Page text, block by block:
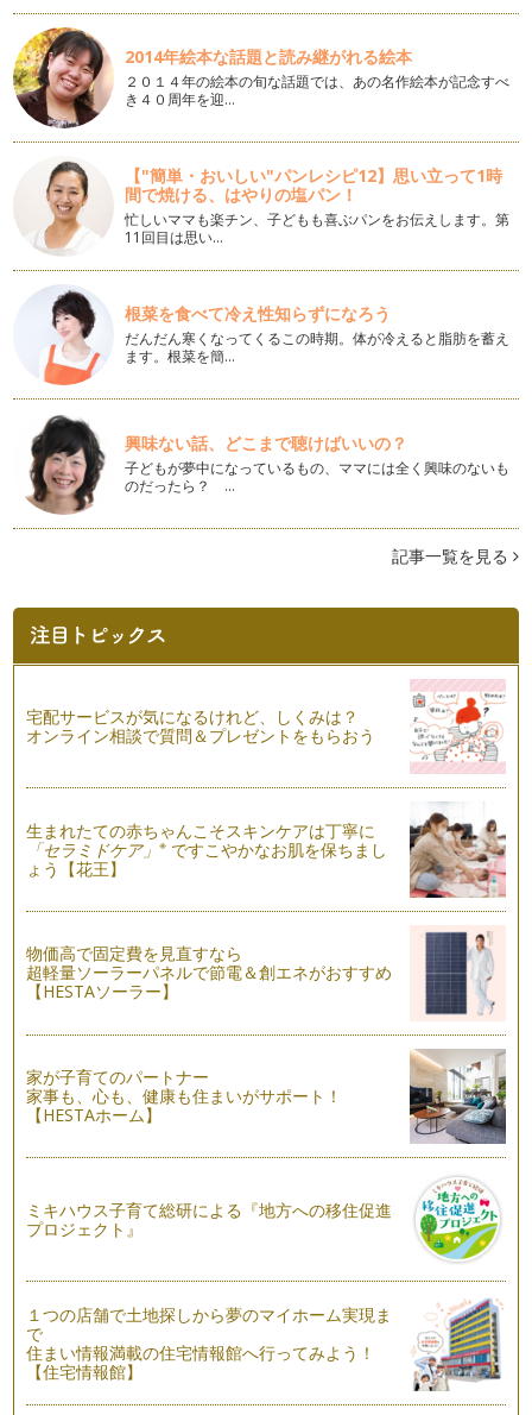
季節のベビーサイン（冬編）
明けましておめでとうございます！ お正月、いかがお過ごし
でしたか？ 今回は、この時…
季節のベビーサイン（クリスマス編）
Ｘ’ｍａｓシーズンの１２月になりました。ツリーやイルミネ
ーションが綺麗ですね。…
マタニティベビーサインってなあに？
「マタニティベビーサイン」という言葉をご存知でしょうか？
日…
ベビーサイン育児とその後の成長
前回はサインに纏わる面白いエピソードを書かせて頂きまし
た。 ベビーサイン育児は子ど…
ベビーサインエピソード ＊赤ちゃんって面白い
ベビーサインで会話が出来る様になってくると、育児にも余裕
が生まれてきます。 赤ちゃ…
赤ちゃんが文章を話す？
これまで、基本的なサイン・季節のサイン・形容詞のサインな
サインを使った赤ちゃんとのコミュニケーションは順調でしょ
うか？ これまでご紹介した…
暦の上では秋ですね！ 秋にはハロウィンがあります。 今回
は【かぼちゃ】【蜘蛛（クモ…
ベビーサインの体験会に行ってみよう！
残暑お見舞い申し上げます。まだまだ暑い日が続きますね。
暑さも和らいでくる秋頃から…
遊びとベビーサイン
前回は、おすすめの絵本をご紹介しました。お気に入りの絵本
は見つかりましたか？ 今回…
絵本とベビーサイン
「サインは赤ちゃんに教えるもの」と捉えると、ママも億劫に
まもなく夏到来ですね！ 夏に使えるベビーサインもたくさん
あります。 …
ベビーサイン協会 理事長 吉中みちるさんのお話
今回は、ＮＰＯ法人日本ベビーサイン協会理事長、吉中みちる
兄弟（姉妹）やペットとだってベビーサイン！
ベビーサインは「親子で会話するもの。」と思われがちです
が、兄弟（姉妹）・ペット・お友だちと…
パパとベビーサイン
これまでは、母であり講師である私の目線でお話をしてきまし
た。 今回は、パパ目線でベ…
2014年絵本な話題と読み継がれる絵本
２０１４年の絵本の旬な話題では、あの名作絵本が記念すべ
き４０周年を迎…
【"簡単・おいしい"パンレシピ12】思い立って1時
間で焼ける、はやりの塩パン！
忙しいママも楽チン、子どもも喜ぶパンをお伝えします。第
11回目は思い…
根菜を食べて冷え性知らずになろう
だんだん寒くなってくるこの時期。体が冷えると脂肪を蓄え
ます。根菜を簡…
興味ない話、どこまで聴けばいいの？
子どもが夢中になっているもの、ママには全く興味のないも
のだったら？ …
記事一覧を見る
宅配サービスが気になるけれど、しくみは？
オンライン相談で質問＆プレゼントをもらおう
生まれたての赤ちゃんこそスキンケアは丁寧に
「セラミドケア」※ ですこやかなお肌を保ちまし
ょう【花王】
物価高で固定費を見直すなら
超軽量ソーラーパネルで節電＆創エネがおすすめ
【HESTAソーラー】
家が子育てのパートナー
家事も、心も、健康も住まいがサポート！
【HESTAホーム】
ミキハウス子育て総研による『地方への移住促進
プロジェクト』
１つの店舗で土地探しから夢のマイホーム実現ま
で
住まい情報満載の住宅情報館へ行ってみよう！
【住宅情報館】